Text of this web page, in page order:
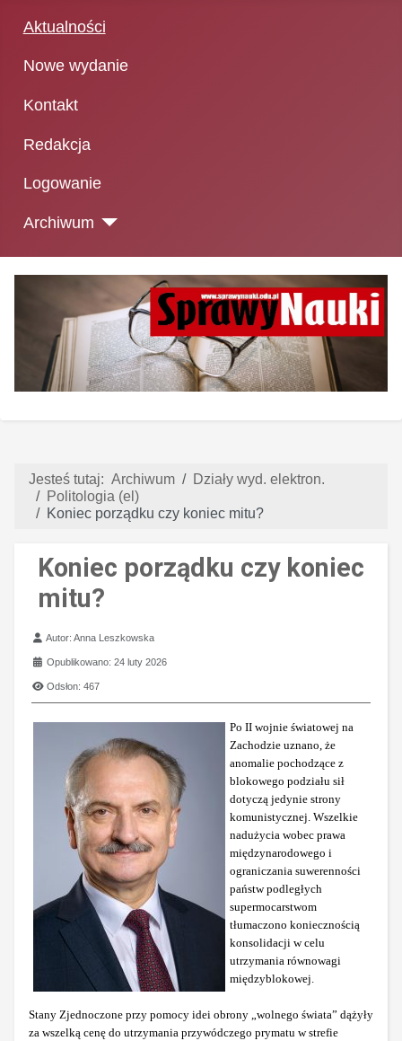
Aktualności
Nowe wydanie
Kontakt
Redakcja
Logowanie
Archiwum
Jesteś tutaj: Archiwum
Działy wyd. elektron.
Politologia (el)
Koniec porządku czy koniec mitu?
Koniec porządku czy koniec
mitu?
Szczegóły
Autor:Anna Leszkowska
Opublikowano: 24 luty 2026
Odsłon: 467
Po II wojnie światowej na
Zachodzie uznano, że
anomalie pochodzące z
blokowego podziału sił
dotyczą jedynie strony
komunistycznej. Wszelkie
nadużycia wobec prawa
międzynarodowego i
ograniczania suwerenności
państw podległych
supermocarstwom
tłumaczono koniecznością
konsolidacji w celu
utrzymania równowagi
międzyblokowej.
Stany Zjednoczone przy pomocy idei obrony „wolnego świata” dążyły
za wszelką cenę do utrzymania przywódczego prymatu w strefie